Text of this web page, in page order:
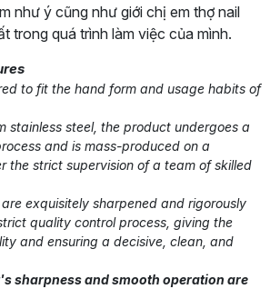
như ý cũng như giới chị em thợ nail
trong quá trình làm việc của mình.
to fit the hand form and usage habits of
stainless steel, the product undergoes a
and is mass-produced on a
the strict supervision of a team of skilled
exquisitely sharpened and rigorously
quality control process, giving the
and ensuring a decisive, clean, and
sharpness and smooth operation are